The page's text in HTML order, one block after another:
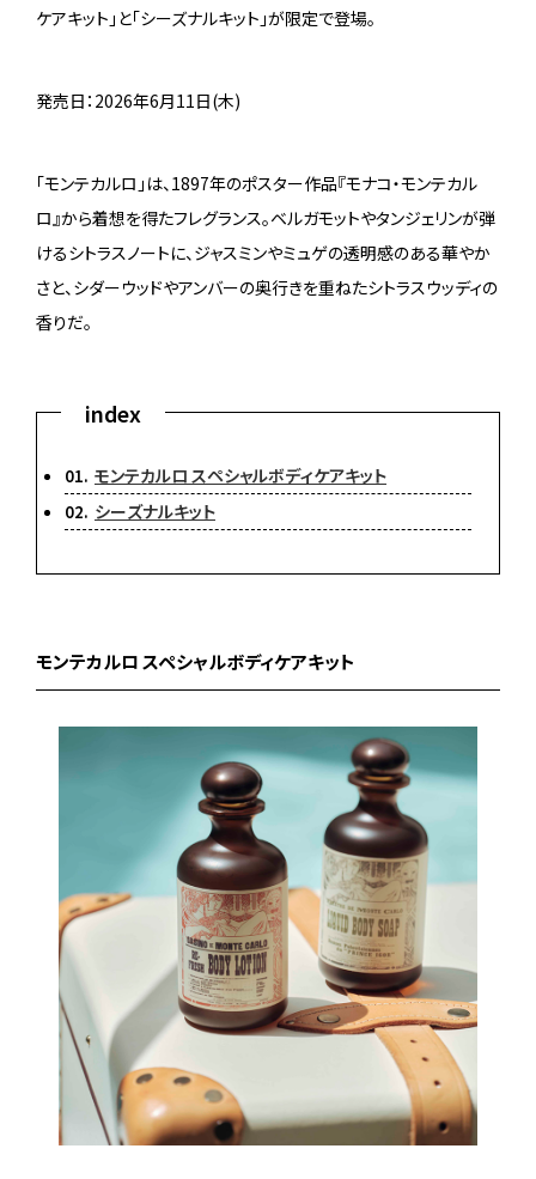
ケアキット」と「シーズナルキット」が限定で登場。
発売日：2026年6月11日(木)
「モンテカルロ」は、1897年のポスター作品『モナコ・モンテカル
ロ』から着想を得たフレグランス。ベルガモットやタンジェリンが弾
けるシトラスノートに、ジャスミンやミュゲの透明感のある華やか
さと、シダーウッドやアンバーの奥行きを重ねたシトラスウッディの
香りだ。
モンテカルロ スペシャルボディケアキット
シーズナルキット
モンテカルロ スペシャルボディケアキット